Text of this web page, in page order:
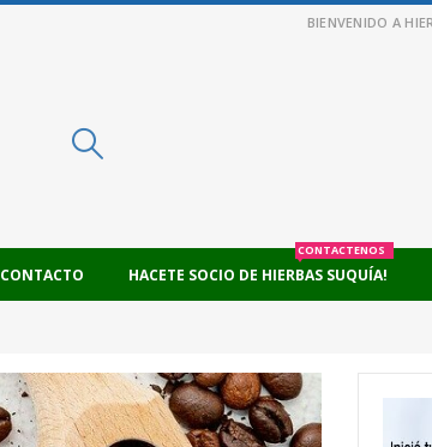
BIENVENIDO A
CONTACTO HACETE SOCIO DE HIERBAS SUQUÍA!
CONTACTENOS